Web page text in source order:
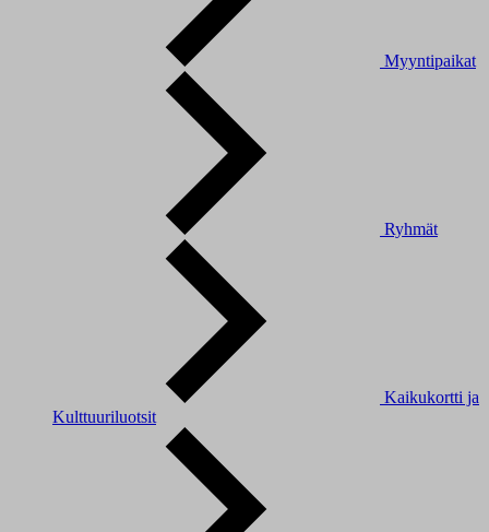
Myyntipaikat
Ryhmät
Kaikukortti ja
Kulttuuriluotsit